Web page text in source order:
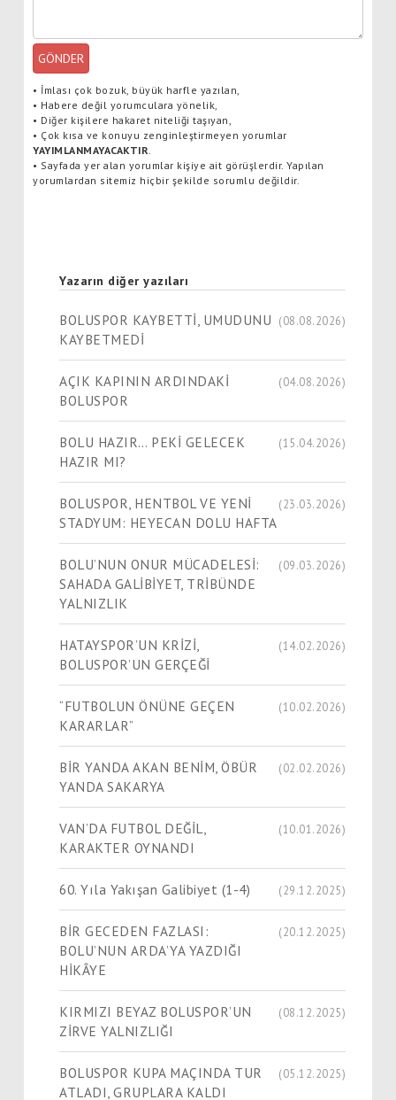
GÖNDER
• İmlası çok bozuk, büyük harfle yazılan,
• Habere değil yorumculara yönelik,
• Diğer kişilere hakaret niteliği taşıyan,
• Çok kısa ve konuyu zenginleştirmeyen yorumlar
YAYIMLANMAYACAKTIR
• Sayfada yer alan yorumlar kişiye ait görüşlerdir. Yapılan
yorumlardan sitemiz hiçbir şekilde sorumlu değildir.
Yazarın diğer yazıları
BOLUSPOR KAYBETTİ, UMUDUNU
KAYBETMEDİ
(08.08.2026)
AÇIK KAPININ ARDINDAKİ
BOLUSPOR
(04.08.2026)
BOLU HAZIR… PEKİ GELECEK
HAZIR MI?
(15.04.2026)
BOLUSPOR, HENTBOL VE YENİ
STADYUM: HEYECAN DOLU HAFTA
(23.03.2026)
BOLU’NUN ONUR MÜCADELESİ:
SAHADA GALİBİYET, TRİBÜNDE
YALNIZLIK
(09.03.2026)
HATAYSPOR’UN KRİZİ,
BOLUSPOR’UN GERÇEĞİ
(14.02.2026)
“FUTBOLUN ÖNÜNE GEÇEN
KARARLAR”
(10.02.2026)
BİR YANDA AKAN BENİM, ÖBÜR
YANDA SAKARYA
(02.02.2026)
VAN’DA FUTBOL DEĞİL,
KARAKTER OYNANDI
(10.01.2026)
60. Yıla Yakışan Galibiyet (1-4) (29.12.2025)
BİR GECEDEN FAZLASI:
BOLU’NUN ARDA’YA YAZDIĞI
HİKÂYE
(20.12.2025)
KIRMIZI BEYAZ BOLUSPOR’UN
ZİRVE YALNIZLIĞI
(08.12.2025)
BOLUSPOR KUPA MAÇINDA TUR
ATLADI, GRUPLARA KALDI
(05.12.2025)